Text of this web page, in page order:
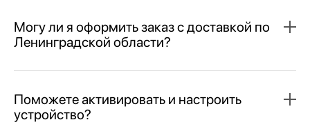
Могу ли я оформить заказ с доставкой по
Ленинградской области?
Поможете активировать и настроить
устройство?